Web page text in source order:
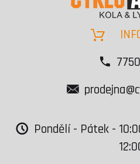
Pondělí - Pátek -